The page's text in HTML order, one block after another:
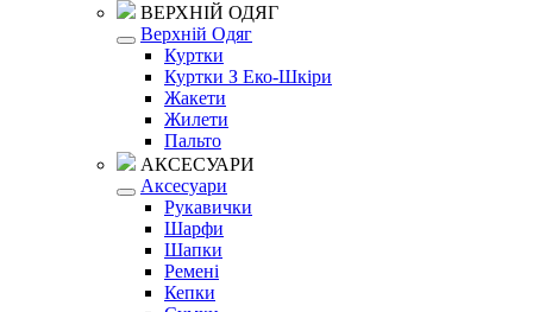
ВЕРХНІЙ ОДЯГ
Верхній Одяг
Куртки
Куртки З Еко-Шкіри
Жакети
Жилети
Пальто
АКСЕСУАРИ
Аксесуари
Рукавички
Шарфи
Шапки
Ремені
Кепки